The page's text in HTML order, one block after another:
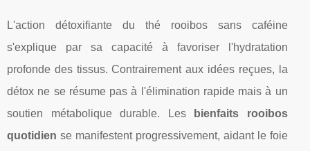
L'action détoxifiante du thé rooibos sans caféine
s'explique par sa capacité à favoriser l'hydratation
profonde des tissus. Contrairement aux idées reçues, la
détox ne se résume pas à l'élimination rapide mais à un
soutien métabolique durable. Les
bienfaits rooibos
quotidien se manifestent progressivement, aidant le foie